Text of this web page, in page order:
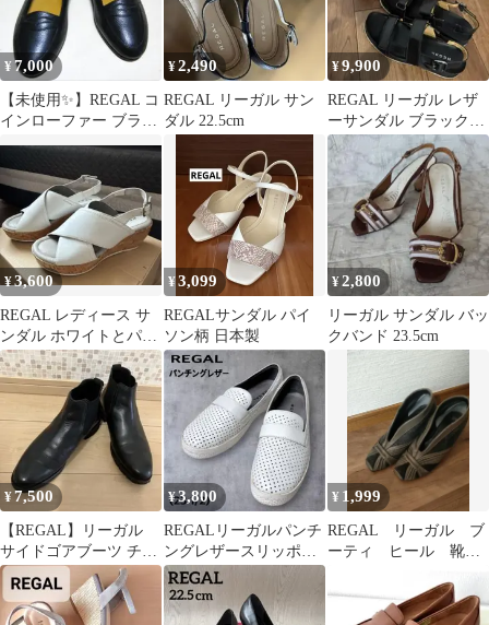
¥7,000
【未使用✨️】REGAL コ
インローファー ブラッ
¥2,490
REGAL リーガル サン
ダル 22.5cm
¥9,900
REGAL リーガル レザ
ーサンダル ブラック
23cm 美品
¥3,600
REGAL レディース サ
ンダル ホワイトとパン
プス
¥3,099
REGALサンダル パイ
ソン柄 日本製
¥2,800
リーガル サンダル バッ
クバンド 23.5cm
¥7,500
【REGAL】リーガル
サイドゴアブーツ チェ
ルシー 38GR ブラック
¥3,800
REGALリーガルパンチ
ングレザースリッポン
ローファー23.5cm白
¥ 1,999
REGAL リーガル ブ
ーティ ヒール 靴